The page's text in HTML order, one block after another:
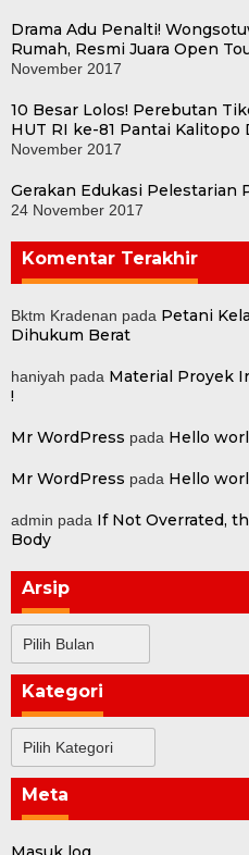
Drama Adu Penalti!
Rumah, Resmi Juara Open
November 2017
10 Besar Lolos! Perebutan
HUT RI ke-81 Pantai Kalitopo
November 2017
Gerakan Edukasi Pelestarian
24 November 2017
Komentar Terakhir
Bktm Kradenan pada Petani
Dihukum Berat
haniyah pada Material Proyek
!
Mr WordPress pada Hello
Mr WordPress pada Hello
admin pada If Not Overrated,
Body
Arsip
Kategori
Meta